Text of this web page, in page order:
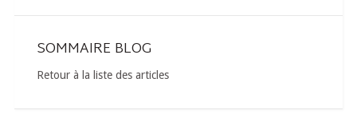
SOMMAIRE BLOG
Retour à la liste des articles